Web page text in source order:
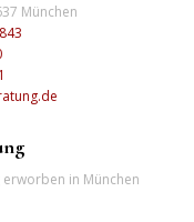
München
in München